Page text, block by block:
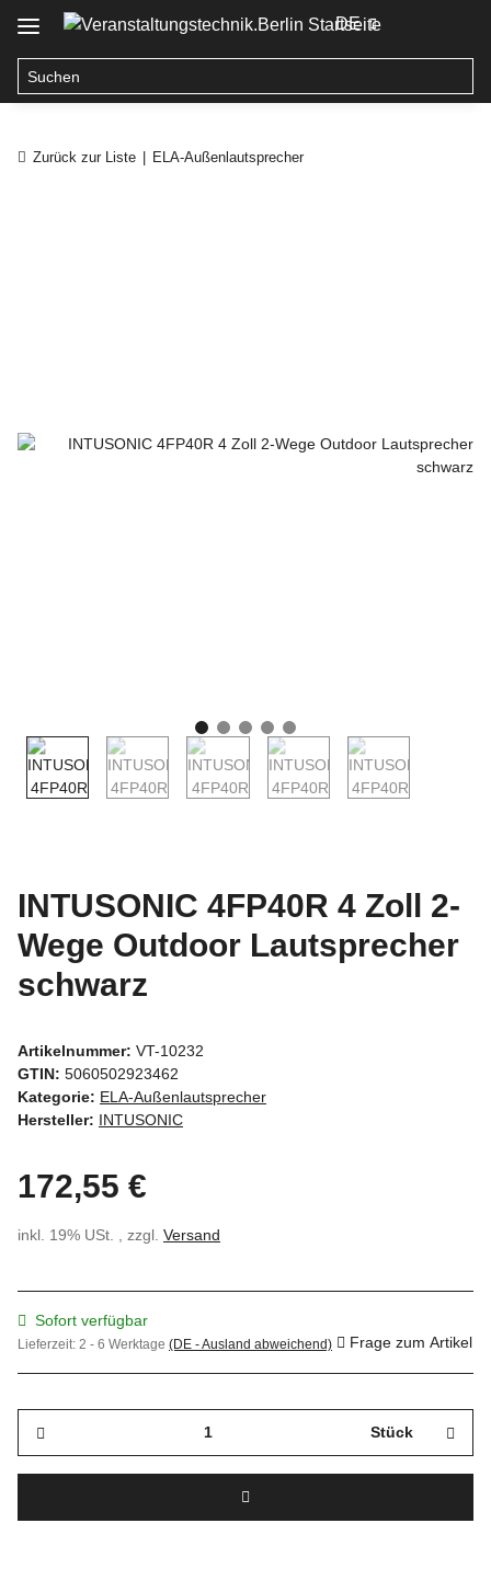
DE
Zurück zur Liste ELA-Außenlautsprecher
INTUSONIC 4FP40R 4 Zoll 2-
Wege Outdoor Lautsprecher
schwarz
Artikelnummer: VT-10232
GTIN: 5060502923462
Kategorie: ELA-Außenlautsprecher
Hersteller: INTUSONIC
172,55 €
inkl. 19% USt. , zzgl. Versand
Sofort verfügbar
Lieferzeit: 2 - 6 Werktage (DE - Ausland abweichend) Frage zum Artikel
Stück